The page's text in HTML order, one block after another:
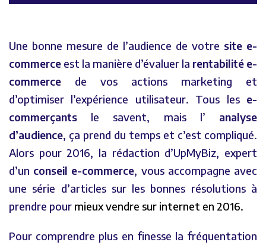
Une bonne mesure de l’audience de votre site e-
commerce est la manière d’évaluer la rentabilité e-
commerce de vos actions marketing et
d’optimiser l’expérience utilisateur. Tous les e-
commerçants le savent, mais l’ analyse
d’audience, ça prend du temps et c’est compliqué.
Alors pour 2016, la rédaction d’UpMyBiz, expert
d’un conseil e-commerce, vous accompagne avec
une série d’articles sur les bonnes résolutions à
prendre pour mieux vendre sur internet en 2016.
Pour comprendre plus en finesse la fréquentation